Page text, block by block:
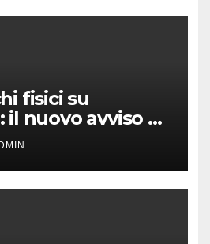
fisici su
il nuovo avviso di
conferma